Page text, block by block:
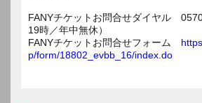
FANYチケットお問合せダイヤル
19時／年中無休）
FANYチケットお問合せフォーム
p/form/18802_evbb_16/index.do